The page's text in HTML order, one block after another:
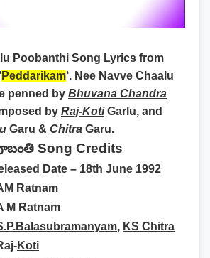
Poobanthi Song Lyrics from
Peddarikam‘. Nee Navve Chaalu
penned by Bhuvana Chandra
by Raj-KotiGarlu, and
Garu & Chitra Garu.
Song Credits
Date – 18th June 1992
Ratnam
M Ratnam
, KS Chitra
Koti